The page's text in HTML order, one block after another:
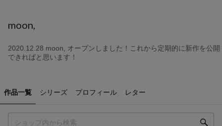
moon,
2020.12.28 moon, オープンしました！これから定期的に新作を公開
できればと思います！
作品一覧 シリーズ プロフィール レター